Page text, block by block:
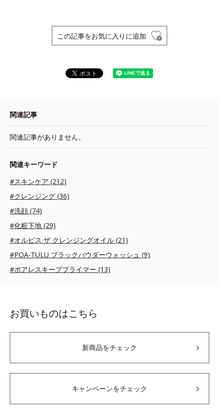
この記事をお気に入りに追加
関連記事
関連記事がありません。
関連キーワード
#スキンケア (212)
#クレンジング (36)
#洗顔 (74)
#化粧下地 (29)
#オルビス ザ クレンジングオイル (21)
#POA-TULU ブラックパウダーウォッシュ (9)
#ポアレスキーププライマー (13)
お買いものはこちら
新商品をチェック
キャンペーンをチェック